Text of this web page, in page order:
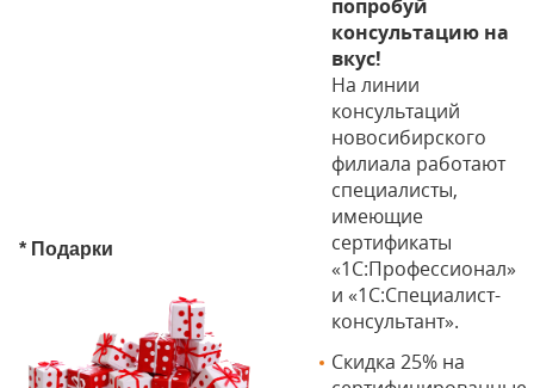
* Подарки
попробуй
консультацию на
вкус!
На линии
консультаций
новосибирского
филиала работают
специалисты,
имеющие
сертификаты
«1С:Профессионал»
и «1С:Специалист-
консультант».
Скидка 25% на